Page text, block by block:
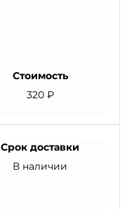
Стоимость
320 ₽
Срок доставки
В наличии